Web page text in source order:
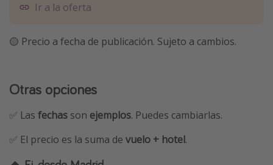
Ir a la oferta
🟡 Precio a fecha de publicación. Sujeto a cambios.
Otras opciones
✅ Las fechas son ejemplos. Puedes cambiarlas.
✅ El precio es la suma de vuelo + hotel.